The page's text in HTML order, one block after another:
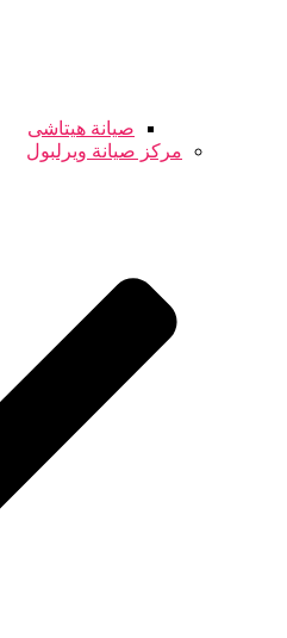
صيانة هيتاشى
مركز صيانة ويرلبول